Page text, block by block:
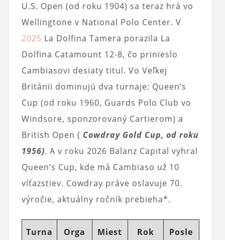
U.S. Open (od roku 1904) sa teraz hrá vo
Wellingtone v National Polo Center. V
2025 La Dolfina Tamera porazila La
Dolfina Catamount 12-8, čo prinieslo
Cambiasovi desiaty titul. Vo Veľkej
Británii dominujú dva turnaje: Queen’s
Cup (od roku 1960, Guards Polo Club vo
Windsore, sponzorovaný Cartierom) a
British Open ( Cowdray Gold Cup, od roku
1956). A v roku 2026 Balanz Capital vyhral
Queen’s Cup, kde má Cambiaso už 10
víťazstiev. Cowdray práve oslavuje 70.
výročie, aktuálny ročník prebieha*.
Turna
Orga
Miest
Rok
Posle